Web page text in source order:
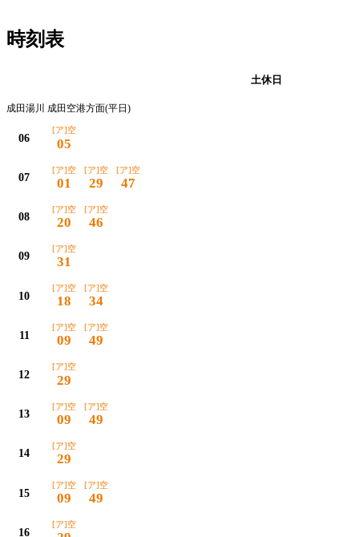
時刻表
土休日
成田湯川 成田空港方面(平日)
06
[ア]空
05
07
[ア]空
01
[ア]空
29
[ア]空
47
08
[ア]空
20
[ア]空
46
09
[ア]空
31
10
[ア]空
18
[ア]空
34
11
[ア]空
09
[ア]空
49
12
[ア]空
29
13
[ア]空
09
[ア]空
49
14
[ア]空
29
15
[ア]空
09
[ア]空
49
16
[ア]空